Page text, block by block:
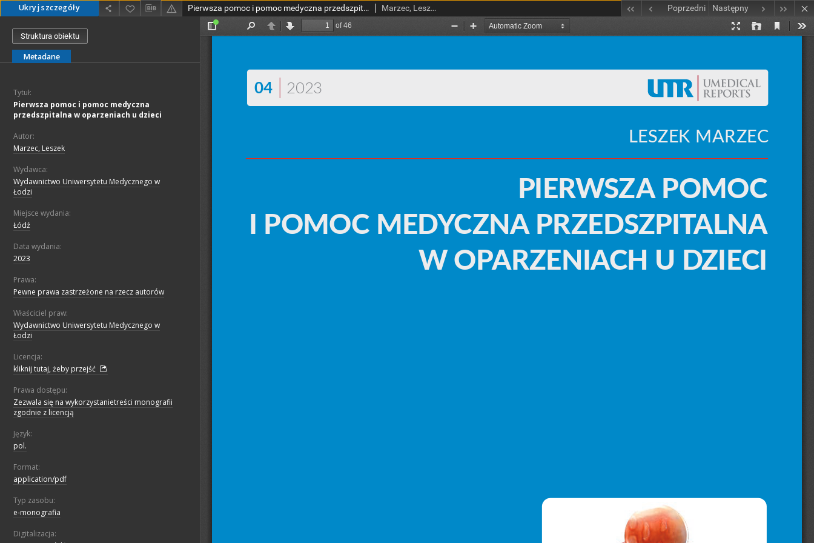
Ukryj szczegóły Pierwsza pomoc i pomoc medyczna przedszpitalna w oparzeniach u dzieci Marzec, Leszek Poprzedni Następny
Struktura obiektu
Metadane
Tytuł:
Pierwsza pomoc i pomoc medyczna
przedszpitalna w oparzeniach u dzieci
Autor:
Marzec, Leszek
Wydawca:
Wydawnictwo Uniwersytetu Medycznego w
Łodzi
Miejsce wydania:
Łódź
Data wydania:
2023
Prawa:
Pewne prawa zastrzeżone na rzecz autorów
Właściciel praw:
Wydawnictwo Uniwersytetu Medycznego w
Łodzi
Licencja:
kliknij tutaj, żeby przejść
Prawa dostępu:
Zezwala się na wykorzystanietreści monografii
zgodnie z licencją
Język:
pol.
Format:
application/pdf
Typ zasobu:
e-monografia
Digitalizacja: